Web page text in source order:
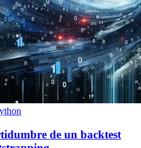
de un backtest